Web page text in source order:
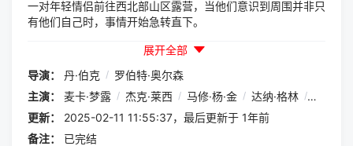
一对年轻情侣前往西北部山区露营，当他们意识到周围并非只
有他们自己时，事情开始急转直下。
展开全部
导演：
丹·伯克 / 罗伯特·奥尔森
主演：
麦卡·梦露 / 杰克·莱西 / 马修·杨·金 / 达纳·格林 / Loudon
更新：
2025-02-11 11:55:37，最后更新于 1年前
备注：
已完结